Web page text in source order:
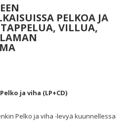
PELKOA JA
VILLUA,
ja viha (LP+CD)
Pelko ja viha -levyä kuunnellessa